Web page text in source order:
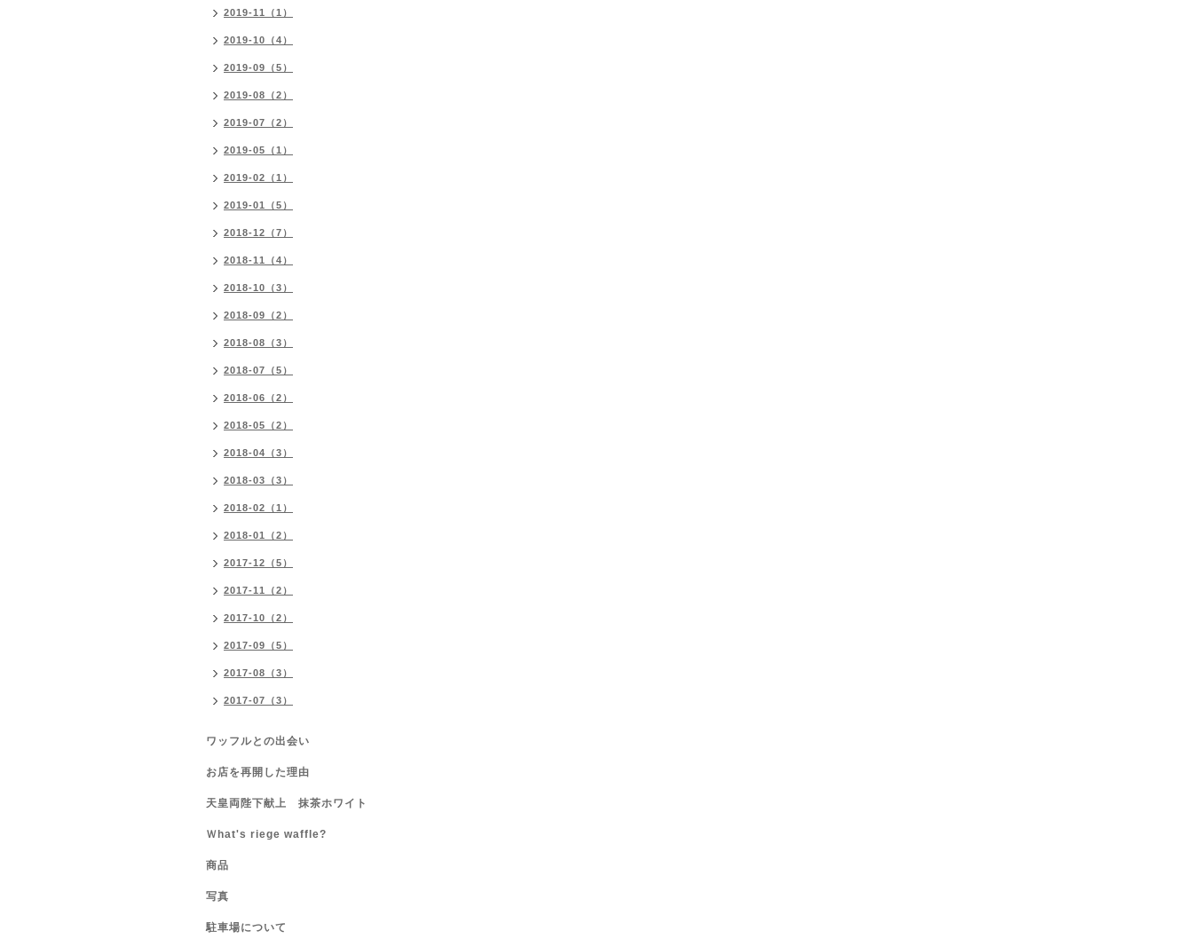
2019-11（1）
2019-10（4）
2019-09（5）
2019-08（2）
2019-07（2）
2019-05（1）
2019-02（1）
2019-01（5）
2018-12（7）
2018-11（4）
2018-10（3）
2018-09（2）
2018-08（3）
2018-07（5）
2018-06（2）
2018-05（2）
2018-04（3）
2018-03（3）
2018-02（1）
2018-01（2）
2017-12（5）
2017-11（2）
2017-10（2）
2017-09（5）
2017-08（3）
2017-07（3）
ワッフルとの出会い
お店を再開した理由
天皇両陛下献上 抹茶ホワイト
Ｗhat's riege waffle?
商品
写真
駐車場について